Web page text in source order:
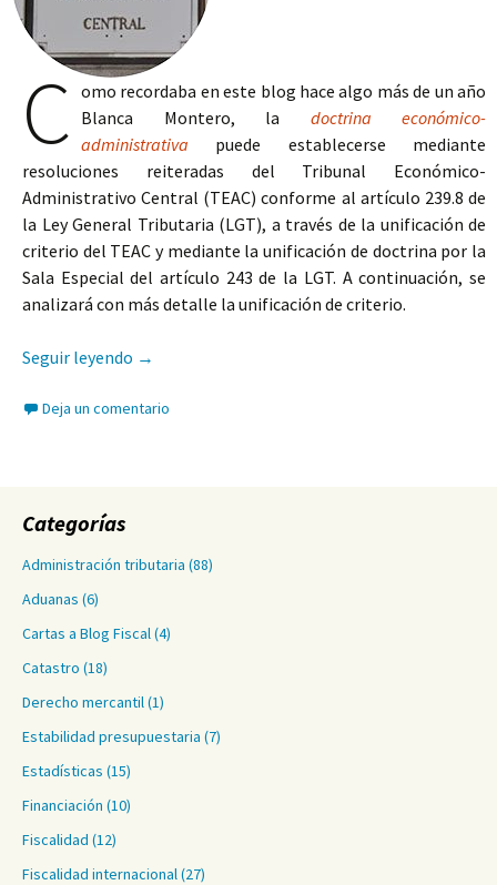
C omo recordaba en este blog hace algo más de un año
Blanca Montero, la doctrina económico-
administrativa puede establecerse mediante
resoluciones reiteradas del Tribunal Económico-
Administrativo Central (TEAC) conforme al artículo 239.8 de
la Ley General Tributaria (LGT), a través de la unificación de
criterio del TEAC y mediante la unificación de doctrina por la
Sala Especial del artículo 243 de la LGT. A continuación, se
analizará con más detalle la unificación de criterio.
Seguir leyendo El recurso extraordinario de alzada para la
→
Deja un comentario
Categorías
Administración tributaria (88)
Aduanas (6)
Cartas a Blog Fiscal(4)
Catastro (18)
Derecho mercantil(1)
Estabilidad presupuestaria (7)
Estadísticas (15)
Financiación (10)
Fiscalidad (12)
Fiscalidad internacional(27)